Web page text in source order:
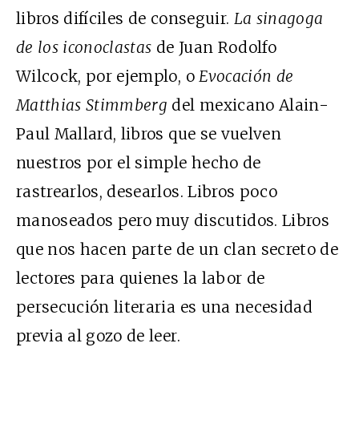
libros difíciles de conseguir. La sinagoga
de los iconoclastas de Juan Rodolfo
Wilcock, por ejemplo, oEvocación de
Matthias Stimmberg del mexicano Alain-
Paul Mallard, libros que se vuelven
nuestros por el simple hecho de
rastrearlos, desearlos. Libros poco
manoseados pero muy discutidos. Libros
que nos hacen parte de un clan secreto de
lectores para quienes la labor de
persecución literaria es una necesidad
previa al gozo de leer.